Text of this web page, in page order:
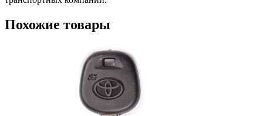
Похожие товары